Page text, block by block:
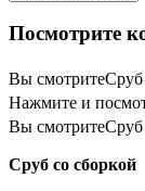
Посмотрите
Вы смотритеСруб
Нажмите и
Вы смотритеСруб
Сруб со сборкой